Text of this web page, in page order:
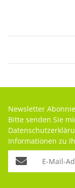
Newsletter
Bitte senden Sie
Informationen zu